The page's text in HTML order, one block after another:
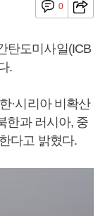
0
탄도미사일(ICB
.
·시리아 비확산
한과 러시아, 중
다고 밝혔다.